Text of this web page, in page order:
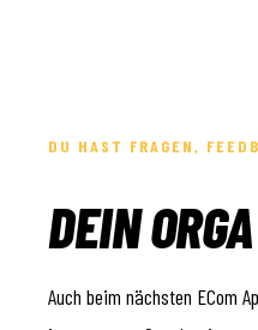
DU HAST FRAGEN,
DEIN
Auch beim nächsten ECom